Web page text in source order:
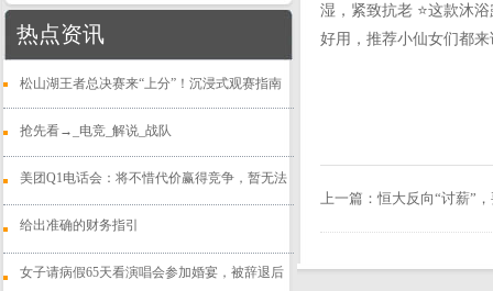
热点资讯
松山湖王者总决赛来“上分”！沉浸式观赛指南
抢先看→_电竞_解说_战队
美团Q1电话会：将不惜代价赢得竞争，暂无法
给出准确的财务指引
女子请病假65天看演唱会参加婚宴，被辞退后
湿，紧致抗老 ⭐这款沐
好用，推荐小仙女们都
上一篇： 恒大反向“讨薪”